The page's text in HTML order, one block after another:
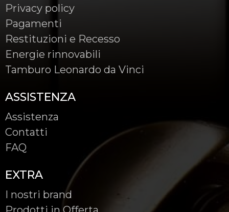
Privacy policy
Pagamenti
Restituzioni e Recesso
Energie rinnovabili
Tamburo Leonardo da Vinci
ASSISTENZA
Assistenza
Contatti
FAQ
EXTRA
I nostri brand